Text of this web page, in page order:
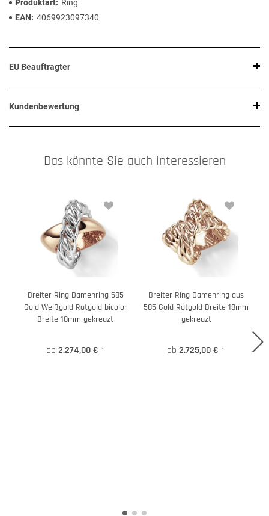
Produktart
Ring
EAN
4069923097340
EU Beauftragter
Kundenbewertung
Das könnte Sie auch interessieren
Breiter Ring Damenring 585
Gold Weißgold Rotgold bicolor
Breite 18mm gekreuzt
ab 2.274,00 € *
Breiter Ring Damenring aus
585 Gold Rotgold Breite 18mm
gekreuzt
ab 2.725,00 € *